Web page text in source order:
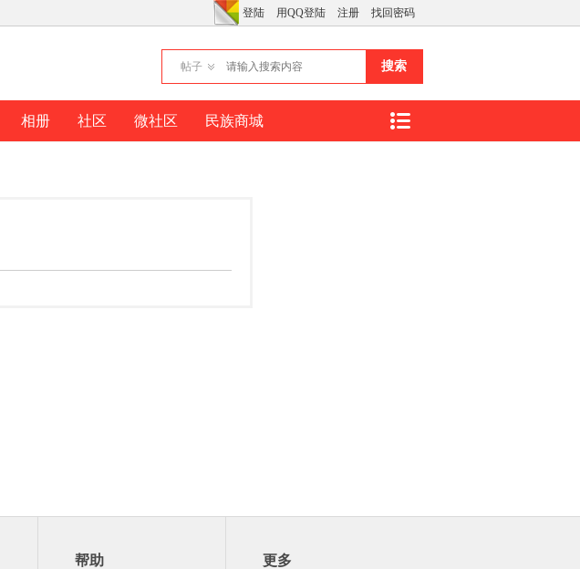
登陆 用QQ登陆 注册 找回密码
帖子 搜索
相册 社区 微社区 民族商城
帮助 更多